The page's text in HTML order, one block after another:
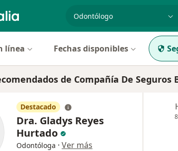
especialidad, enfermedad o
línea Fechas disponibles
de Compañía De Seguros
Destacado
Dra. Gladys Reyes
Hurtado
Odontóloga · Ver más